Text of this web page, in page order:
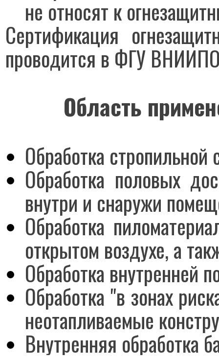
не относят к
Сертификация
проводится в ФГУ
Область
Обработка
Обработка половых
внутри и снаружи
Обработка
открытом воздухе, а
Обработка внутренней
Обработка "в зонах
неотапливаемые
Внутренняя обработка